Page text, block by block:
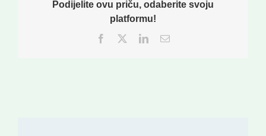
Podijelite ovu priču, odaberite svoju
platformu!
Facebook
TwitterLinkedInEmail: